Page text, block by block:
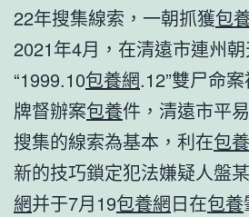
22年搜集線索，一朝抓獲包
2021年4月，在清遠市連州
“1999.10包養網.12”雙尸命
牌督辦案包養件，清遠市平易
搜集的線索為基本，利在包養
新的技巧鎖定犯法嫌疑人盤
網并于7月19包養網日在包養